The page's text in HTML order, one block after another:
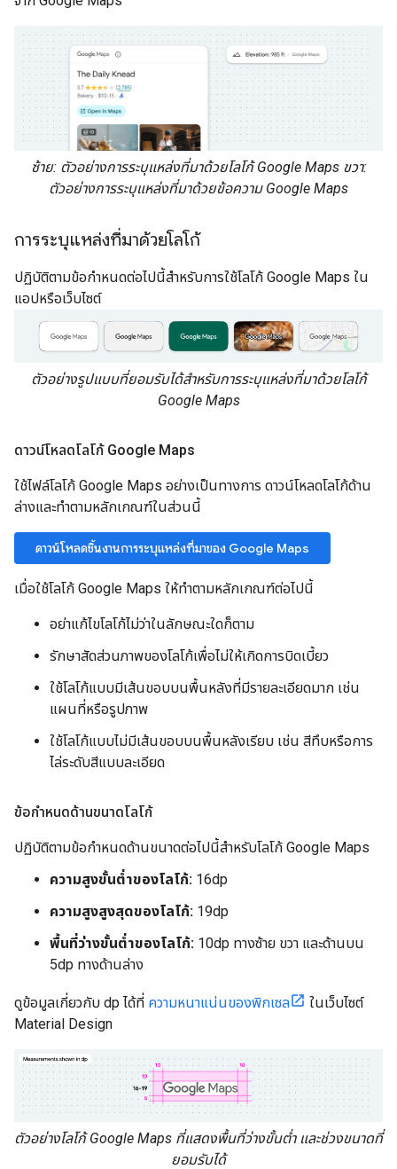
ซ้าย: ตัวอย่างการระบุแหล่งที่มาด้วยโลโก้ Google Maps ขวา:
ตัวอย่างการระบุแหล่งที่มาด้วยข้อความ Google Maps
การระบุแหล่งที่มาด้วยโลโก้
ปฏิบัติตามข้อกำหนดต่อไปนี้สำหรับการใช้โลโก้ Google Maps ใน
แอปหรือเว็บไซต์
ตัวอย่างรูปแบบที่ยอมรับได้สำหรับการระบุแหล่งที่มาด้วยโลโก้
Google Maps
ดาวน์โหลดโลโก้ Google Maps
ใช้ไฟล์โลโก้ Google Maps อย่างเป็นทางการ ดาวน์โหลดโลโก้ด้าน
ล่างและทำตามหลักเกณฑ์ในส่วนนี้
ดาวน์โหลดชิ้นงานการระบุแหล่งที่มาของ Google Maps
เมื่อใช้โลโก้ Google Maps ให้ทำตามหลักเกณฑ์ต่อไปนี้
อย่าแก้ไขโลโก้ไม่ว่าในลักษณะใดก็ตาม
รักษาสัดส่วนภาพของโลโก้เพื่อไม่ให้เกิดการบิดเบี้ยว
ใช้โลโก้แบบมีเส้นขอบบนพื้นหลังที่มีรายละเอียดมาก เช่น
แผนที่หรือรูปภาพ
ใช้โลโก้แบบไม่มีเส้นขอบบนพื้นหลังเรียบ เช่น สีทึบหรือการ
ไล่ระดับสีแบบละเอียด
ข้อกำหนดด้านขนาดโลโก้
ปฏิบัติตามข้อกำหนดด้านขนาดต่อไปนี้สำหรับโลโก้ Google Maps
ความสูงขั้นต่ำของโลโก้: 16dp
ความสูงสูงสุดของโลโก้: 19dp
พื้นที่ว่างขั้นต่ำของโลโก้: 10dp ทางซ้าย ขวา และด้านบน
5dp ทางด้านล่าง
ดูข้อมูลเกี่ยวกับ dp ได้ที่ ความหนาแน่นของพิกเซล
ในเว็บไซต์
Material Design
ตัวอย่างโลโก้ Google Maps ที่แสดงพื้นที่ว่างขั้นต่ำ และช่วงขนาดที่
ยอมรับได้